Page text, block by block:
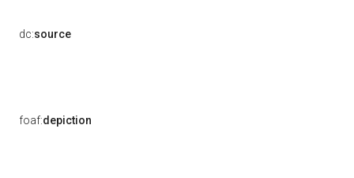
dc:source
foaf:depiction